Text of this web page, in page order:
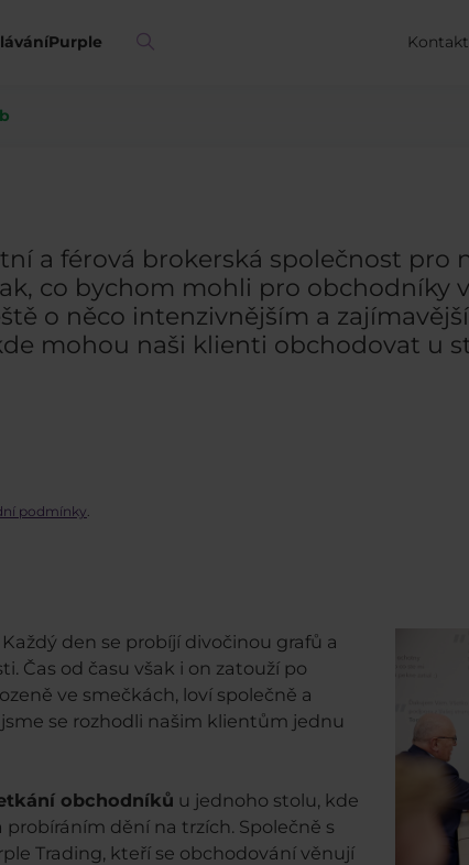
Purple Kontakt
a férová brokerská společnost pro
co bychom mohli pro obchodníky
o něco intenzivnějším a
mohou naši klienti obchodovat u
podmínky
den se probíjí divočinou grafů a
Čas od času však i on zatouží po
ve smečkách, loví společně a
se rozhodli našim klientům jednu
obchodníků u jednoho stolu, kde
dění na trzích. Společně s
Trading, kteří se obchodování věnují